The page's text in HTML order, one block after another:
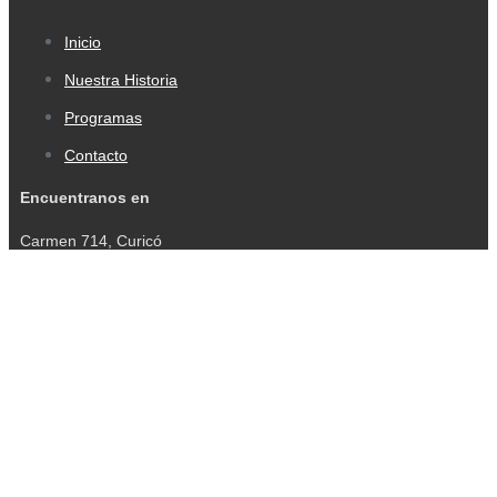
Inicio
Nuestra Historia
Programas
Contacto
Encuentranos en
Carmen 714, Curicó